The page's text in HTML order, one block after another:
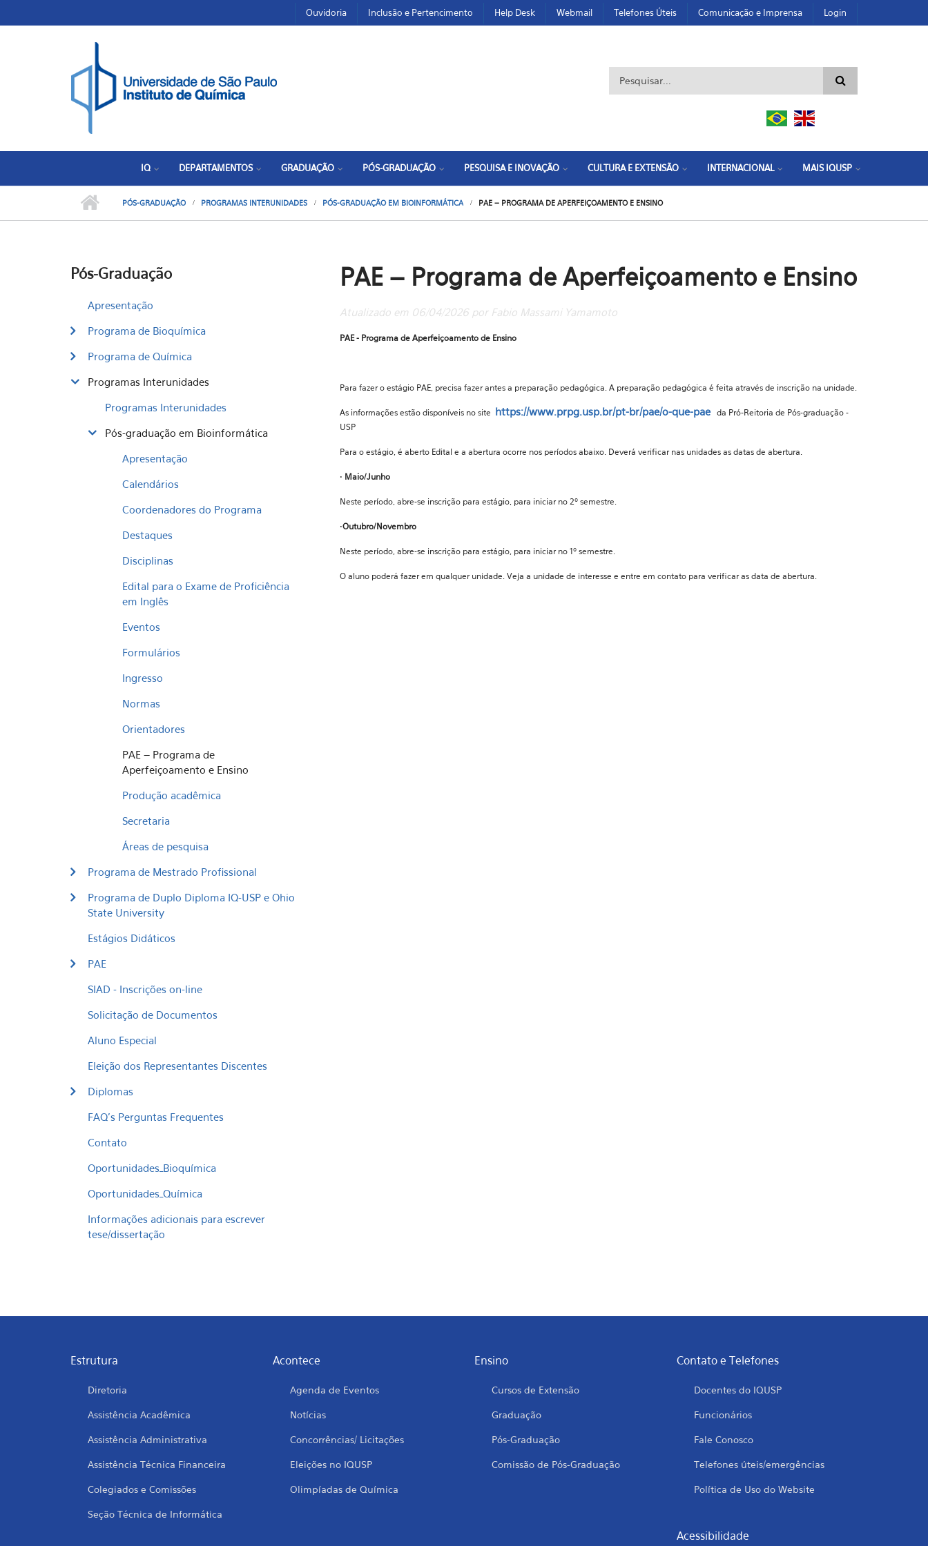
Ouvidoria Inclusão e Pertencimento Help Desk Webmail Telefones Úteis Comunicação e Imprensa Login
Formulário de busca
IQ DEPARTAMENTOS GRADUAÇÃO PÓS-GRADUAÇÃO PESQUISA E INOVAÇÃO CULTURA E EXTENSÃO INTERNACIONAL MAIS IQUSP
PÓS-GRADUAÇÃO PROGRAMAS INTERUNIDADES PÓS-GRADUAÇÃO EM BIOINFORMÁTICA PAE – PROGRAMA DE APERFEIÇOAMENTO E ENSINO
Pós-Graduação
Apresentação
Programa de Bioquímica
Programa de Química
Programas Interunidades
Programas Interunidades
Pós-graduação em Bioinformática
Apresentação
Calendários
Coordenadores do Programa
Destaques
Disciplinas
Edital para o Exame de Proficiência
em Inglês
Eventos
Formulários
Ingresso
Normas
Orientadores
PAE – Programa de
Aperfeiçoamento e Ensino
Produção acadêmica
Secretaria
Áreas de pesquisa
Programa de Mestrado Profissional
Programa de Duplo Diploma IQ-USP e Ohio
State University
Estágios Didáticos
PAE
SIAD - Inscrições on-line
Solicitação de Documentos
Aluno Especial
Eleição dos Representantes Discentes
Diplomas
FAQ's Perguntas Frequentes
Contato
Oportunidades_Bioquímica
Oportunidades_Química
Informações adicionais para escrever
tese/dissertação
PAE – Programa de Aperfeiçoamento e Ensino
Atualizado em 06/04/2026 por Fabio Massami Yamamoto
PAE - Programa de Aperfeiçoamento de Ensino
Para fazer o estágio PAE, precisa fazer antes a preparação pedagógica. A preparação pedagógica é feita através de inscrição na unidade.
As informações estão disponíveis no site https://www.prpg.usp.br/pt-br/pae/o-que-pae da Pró-Reitoria de Pós-graduação -
USP
Para o estágio, é aberto Edital e a abertura ocorre nos períodos abaixo. Deverá verificar nas unidades as datas de abertura.
• Maio/Junho
Neste período, abre-se inscrição para estágio, para iniciar no 2º semestre.
•Outubro/Novembro
Neste período, abre-se inscrição para estágio, para iniciar no 1º semestre.
O aluno poderá fazer em qualquer unidade. Veja a unidade de interesse e entre em contato para verificar as data de abertura.
Estrutura
Diretoria
Assistência Acadêmica
Assistência Administrativa
Assistência Técnica Financeira
Colegiados e Comissões
Seção Técnica de Informática
Acontece
Agenda de Eventos
Notícias
Concorrências/ Licitações
Eleições no IQUSP
Olimpíadas de Química
Ensino
Cursos de Extensão
Graduação
Pós-Graduação
Comissão de Pós-Graduação
Contato e Telefones
Docentes do IQUSP
Funcionários
Fale Conosco
Telefones úteis/emergências
Política de Uso do Website
Acessibilidade